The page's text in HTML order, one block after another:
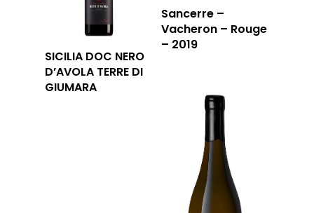
Sancerre –
Vacheron – Rouge
– 2019
SICILIA DOC NERO
D’AVOLA TERRE DI
GIUMARA